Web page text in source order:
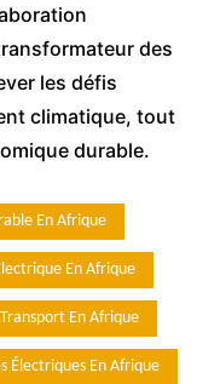
des
les défis
climatique, tout
durable.
En Afrique
En Afrique
Transport En Afrique
Électriques En Afrique